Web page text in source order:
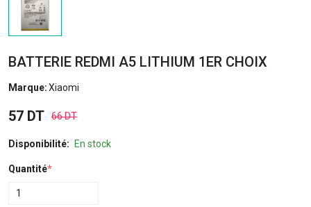
BATTERIE REDMI A5 LITHIUM 1ER CHOIX
Marque:Xiaomi
57 DT 66 DT
Disponibilité: En stock
Quantité*